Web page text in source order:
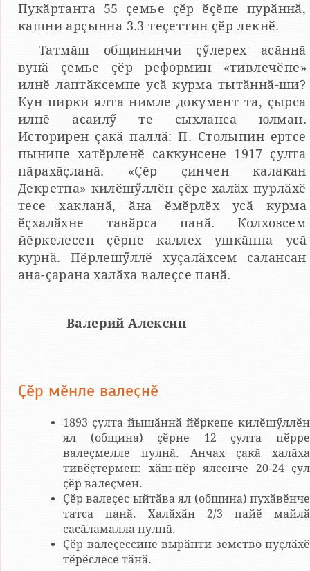
Пукӑртанта 55 ҫемье ҫӗр ӗҫӗпе пурӑннӑ,
кашни арҫынна 3.3 теҫеттин ҫӗр лекнӗ.
Татмӑш общининчи ҫӳлерех асӑннӑ
вунӑ ҫемье ҫӗр реформин «тивлечӗпе»
илнӗ лаптӑксемпе усӑ курма тытӑннӑ-ши?
Кун пирки ялта нимле документ та, ҫырса
илнӗ асаилӳ те сыхланса юлман.
Историрен ҫакӑ паллӑ: П. Столыпин ертсе
пынипе хатӗрленӗ саккунсене 1917 ҫулта
пӑрахӑҫланӑ. «Ҫӗр ҫинчен калакан
Декретпа» килӗшӳллӗн ҫӗре халӑх пурлӑхӗ
тесе хакланӑ, ӑна ӗмӗрлӗх усӑ курма
ӗҫхалӑхне тавӑрса панӑ. Колхозсем
йӗркелесен ҫӗрпе каллех ушкӑнпа усӑ
курнӑ. Пӗрлешӳллӗ хуҫалӑхсем салансан
ана-ҫарана халӑха валеҫсе панӑ.
Валерий Алексин
Ҫӗр мӗнле валеҫнӗ
1893 ҫулта йышӑннӑ йӗркепе килӗшӳллӗн
ял (община) ҫӗрне 12 ҫулта пӗрре
валеҫмелле пулнӑ. Анчах ҫакӑ халӑха
тивӗҫтермен: хӑш-пӗр ялсенче 20-24 ҫул
ҫӗр валеҫмен.
Ҫӗр валеҫес ыйтӑва ял (община) пухӑвӗнче
татса панӑ. Халӑхӑн 2/3 пайӗ майлӑ
сасӑламалла пулнӑ.
Ҫӗр валеҫессине вырӑнти земство пуҫлӑхӗ
тӗрӗслесе тӑнӑ.